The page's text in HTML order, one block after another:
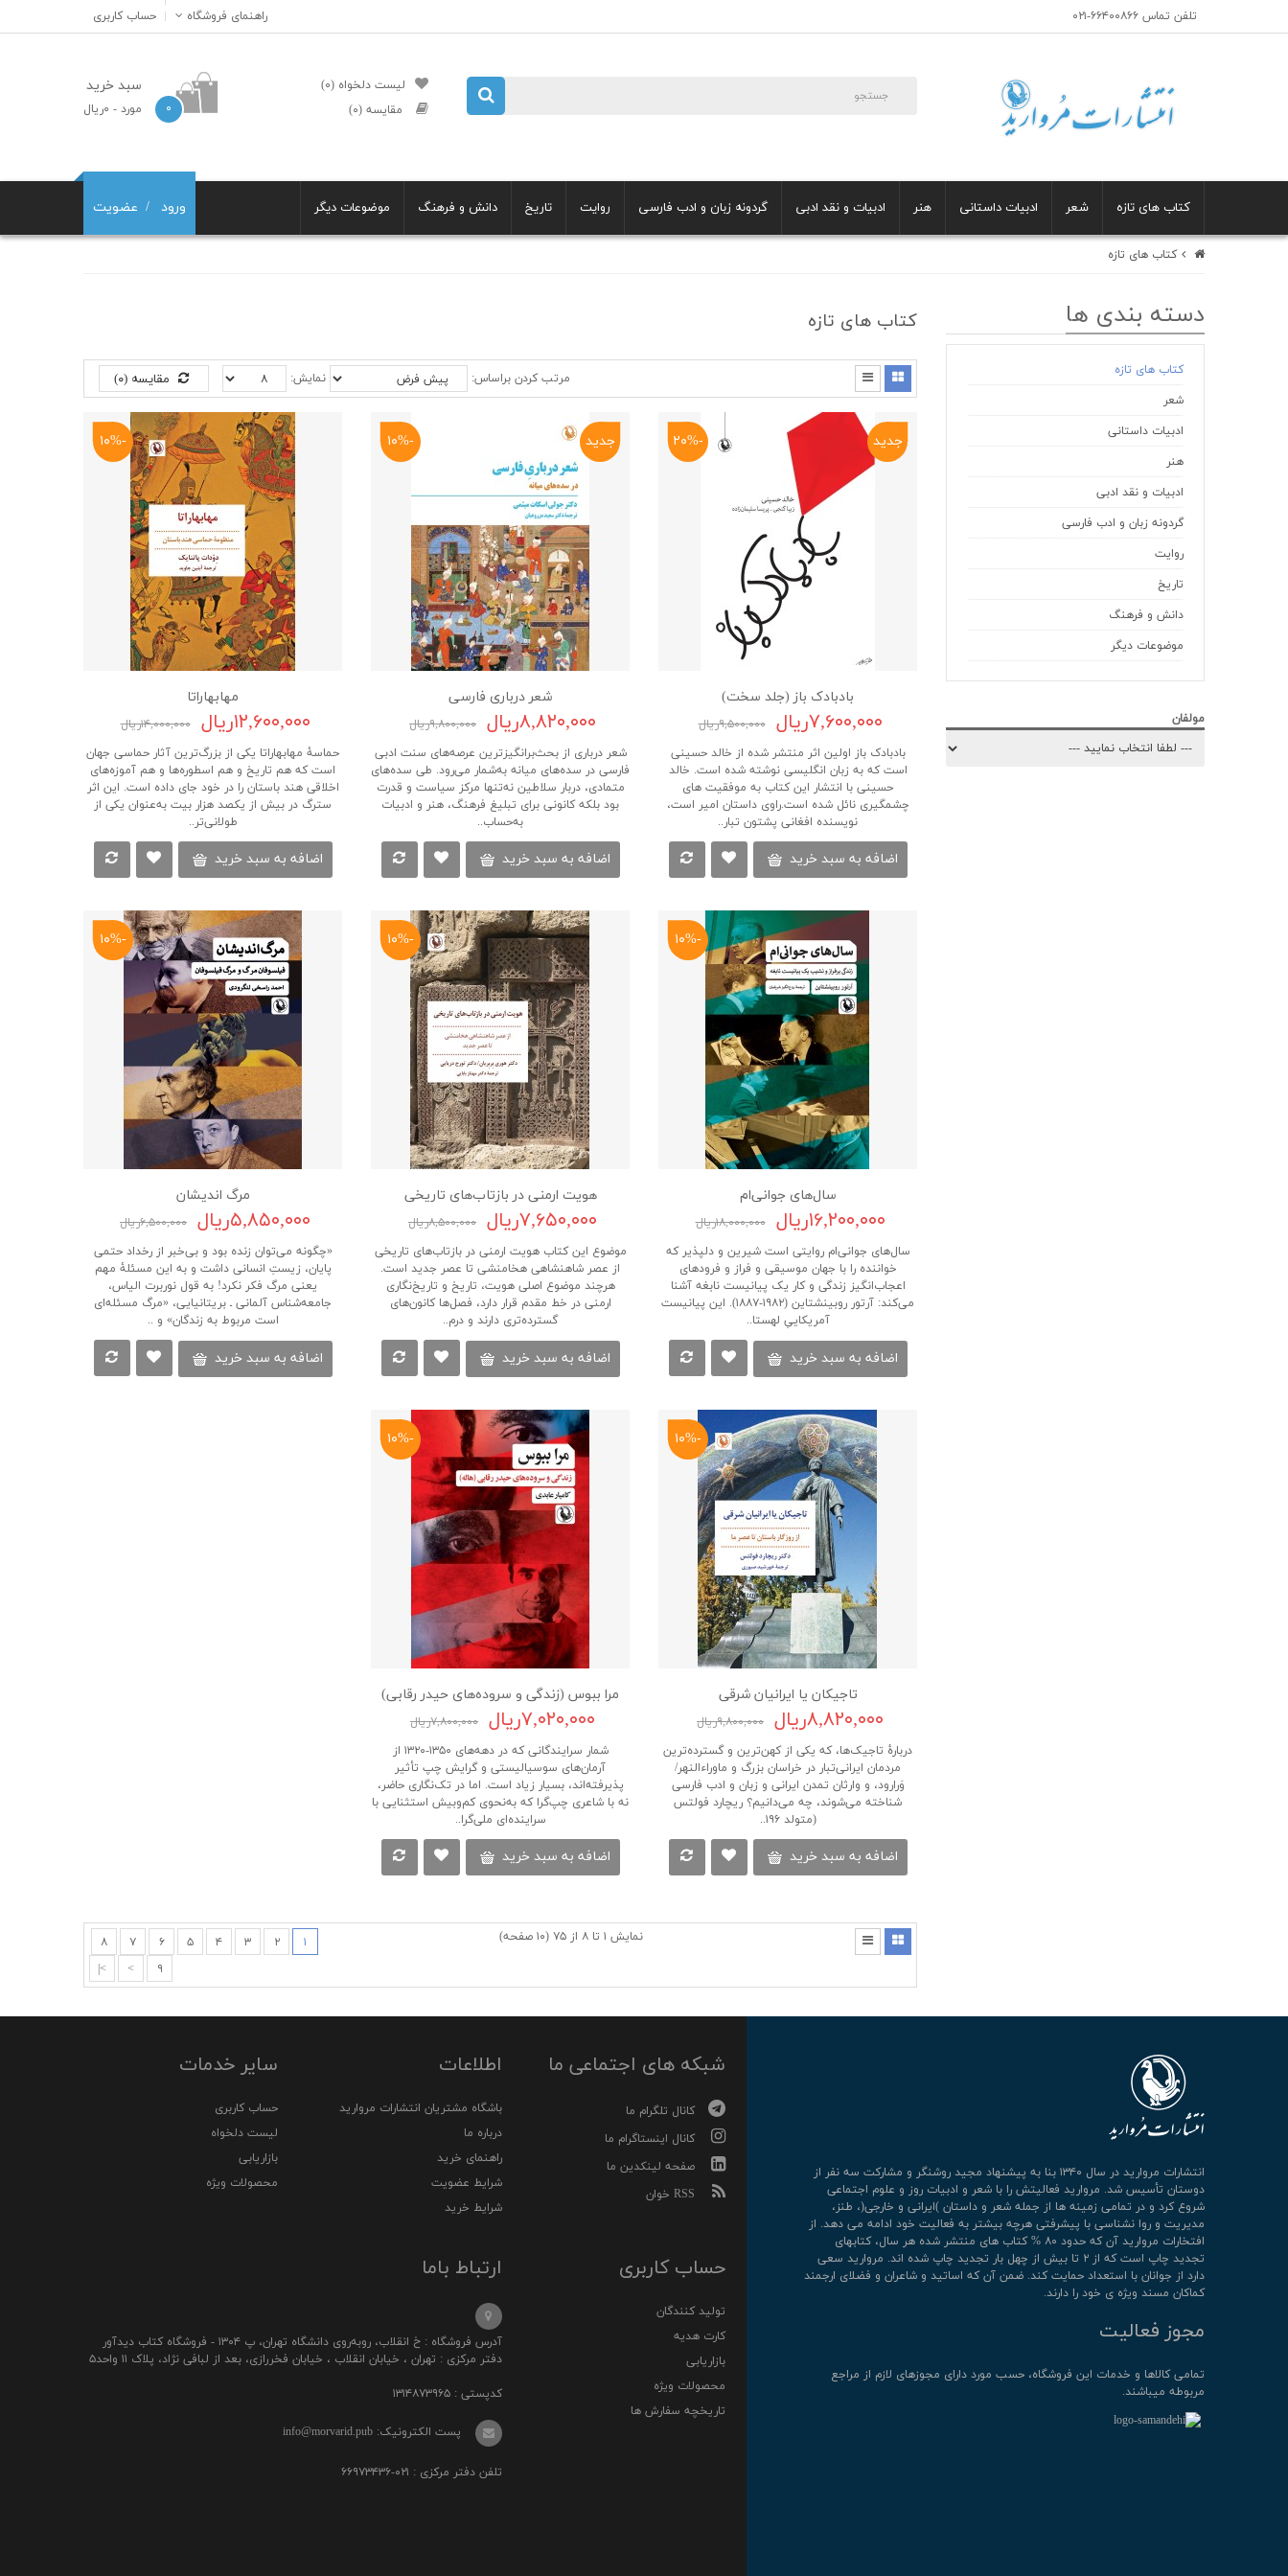
تلفن تماس ۶۶۴۰۰۸۶۶-۰۲۱ حساب کاربری راهنمای فروشگاه
لیست دلخواه (۰)
مقایسه (۰)
سبد خرید
۰ مورد - ۰ریال
کتاب های تازه شعر ادبیات داستانی هنر ادبیات و نقد ادبی گردونه زبان و ادب فارسی روایت تاریخ دانش و فرهنگ موضوعات دیگر ورود عضویت
کتاب های تازه
دسته بندی ها
کتاب های تازه
شعر
ادبیات داستانی
هنر
ادبیات و نقد ادبی
گردونه زبان و ادب فارسی
روایت
تاریخ
دانش و فرهنگ
موضوعات دیگر
مولفان
کتاب های تازه
مرتب کردن براساس: نمایش: مقایسه (۰)
جدید -۲۰%
بادبادک باز (جلد سخت)
۷,۶۰۰,۰۰۰ریال
۹,۵۰۰,۰۰۰ریال
بادبادک باز اولین اثر منتشر شده از خالد حسینی
است که به زبان انگلیسی نوشته شده است. خالد
حسینی با انتشار این کتاب به موفقیت های
چشمگیری نائل شده است.راوی داستان امیر است،
نویسنده افغانی پشتون تبار..
اضافه به سبد خرید
جدید -۱۰%
شعر درباری فارسی
۸,۸۲۰,۰۰۰ریال
۹,۸۰۰,۰۰۰ریال
شعر درباری از بحث‌برانگیزترین عرصه‌های سنت ادبی
فارسی در سده‌‌های میانه به‌شمار می‌رود. طی سده‌های
متمادی، دربار سلاطین نه‌تنها مرکز سیاست و قدرت
بود بلکه کانونی برای تبلیغ فرهنگ، هنر و ادبیات
به‌حساب..
اضافه به سبد خرید
-۱۰%
مهابهاراتا
۱۲,۶۰۰,۰۰۰ریال
۱۴,۰۰۰,۰۰۰ریال
حماسۀ مهابهاراتا یکی از بزرگ‌ترین آثار حماسی جهان
است که هم تاریخ و هم اسطوره‌ها و هم آموزه‌های
اخلاقی هند باستان را در خود جای داده است. این اثر
سترگ در بیش از یکصد هزار بیت به‌عنوان یکی از
طولانی‌تر..
اضافه به سبد خرید
-۱۰%
سال‌های جوانی‌ام
۱۶,۲۰۰,۰۰۰ریال
۱۸,۰۰۰,۰۰۰ریال
سال‌های جوانی‌ام روایتی است شیرین و دلپذیر که
خواننده را با جهان موسیقی و فراز و فرودهای
اعجاب‌انگیز زندگی و کار یک پیانیست نابغه آشنا
می‌کند: آرتور روبینشتاین (۱۹۸۲-۱۸۸۷). این پیانیست
آمریکاییِ لهستا..
اضافه به سبد خرید
-۱۰%
هویت ارمنی در بازتاب‌های تاریخی
۷,۶۵۰,۰۰۰ریال
۸,۵۰۰,۰۰۰ریال
موضوع این کتاب هویت ارمنی در بازتاب‌های تاریخی
از عصر شاهنشاهی هخامنشی تا عصر جدید است.
هرچند موضوع اصلی هویت، تاریخ و تاریخ‌نگاری
ارمنی در خط مقدم قرار دارد، فصل‌ها کانون‌های
گسترده‌تری دارند و درم..
اضافه به سبد خرید
-۱۰%
مرگ‌ اندیشان
۵,۸۵۰,۰۰۰ریال
۶,۵۰۰,۰۰۰ریال
«چگونه می‌توان زنده بود و بی‌خبر از رخداد حتمی
پایان، زیستِ انسانی داشت و به این مسئلۀ مهم
یعنی مرگ فکر نکرد! به قول نوربرت الیاس،
جامعه‌شناس آلمانی ـ بریتانیایی، «مرگ مسئله‌ای
است مربوط به زندگان» و ..
اضافه به سبد خرید
-۱۰%
تاجیکان یا ایرانیان شرقی
۸,۸۲۰,۰۰۰ریال
۹,۸۰۰,۰۰۰ریال
دربارۀ تاجیک‌ها، که یکی از کهن‌ترین و گسترده‌ترین
مردمان ایرانی‌تبار در خراسان بزرگ و ماوراءالنهر/
وَرارود، و وارثان تمدن ایرانی و زبان و ادب فارسی
شناخته می‌شوند، چه می‌دانیم؟ ریچارد فولتس
(متولد ۱۹۶..
اضافه به سبد خرید
-۱۰%
مرا ببوس (زندگی و سروده‌های حیدر رقابی)
۷,۰۲۰,۰۰۰ریال
۷,۸۰۰,۰۰۰ریال
شمار سرایندگانی که در دهه‌های ۱۳۵۰-۱۳۲۰ از
آرمان‌های سوسیالیستی و گرایش چپ تأثیر
پذیرفته‌اند، بسیار زیاد است. اما در تک‌نگاری حاضر،
نه با شاعری چپ‌گرا که به‌نحوی کم‌وبیش استثنایی با
سراینده‌ای ملی‌گرا..
اضافه به سبد خرید
نمایش ۱ تا ۸ از ۷۵ (۱۰ صفحه) ۱ ۲ ۳ ۴ ۵ ۶ ۷
۸
۹
>
>|
انتشارات مروارید در سال ۱۳۴۰ بنا به پیشنهاد مجید روشنگر و مشارکت سه نفر از
دوستان تأسیس شد. مروارید فعالیتش را با شعر و ادبیات روز و علوم اجتماعی
شروع کرد و در تمامی زمینه ها از جمله شعر و داستان )ایرانی و خارجی(، طنز،
مدیریت و روا نشناسی با پیشرفتی هرچه بیشتر به فعالیت خود ادامه می دهد. از
افتخارات مروارید آن که حدود ۸۰ % کتاب های منتشر شده هر سال، کتابهای
تجدید چاپ است که از ۲ تا بیش از چهل بار تجدید چاپ شده اند. مروارید سعی
دارد از جوانان با استعداد حمایت کند. ضمن آن که اساتید و شاعران و فضلای ارجمند
کماکان مسند ویژه ی خود را دارند.
مجوز فعالیت
تمامی كالاها و خدمات این فروشگاه، حسب مورد دارای مجوزهای لازم از مراجع
مربوطه میباشند.
شبکه های اجتماعی ما
کانال تلگرام ما
کانال اینستاگرام ما
صفحه لینکدین ما
RSS خوان
اطلاعات
باشگاه مشتریان انتشارات مروارید
درباره ما
راهنمای خرید
شرایط عضویت
شرایط خرید
سایر خدمات
حساب کاربری
لیست دلخواه
بازاریابی
محصولات ویژه
حساب کاربری
تولید کنندگان
کارت هدیه
بازاریابی
محصولات ویژه
تاریخچه سفارش ها
ارتباط باما
آدرس فروشگاه : خ انقلاب، رو‌به‌روی دانشگاه تهران، پ ۱۳۰۴ - فروشگاه کتاب دیدآور
دفتر مرکزی : تهران ، خیابان انقلاب ، خیابان فخررازی، بعد از لبافی نژاد، پلاک ۱۱ واحد۵
کدپستی : ۱۳۱۴۸۷۳۹۶۵
پست الکترونیک: info@morvarid.pub
تلفن دفتر مرکزی : ۰۲۱-۶۶۹۷۳۴۳۶